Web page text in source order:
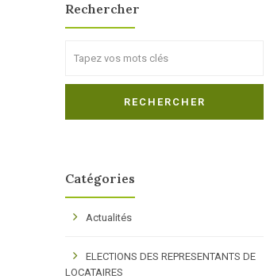
Rechercher
RECHERCHER
Catégories
Actualités
ELECTIONS DES REPRESENTANTS DE
LOCATAIRES